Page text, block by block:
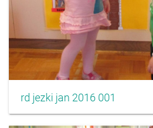
rd jezki jan 2016 001